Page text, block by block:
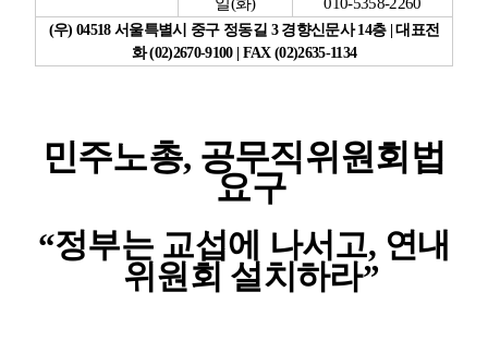
(우) 04518서울특별시 중구 정동길 3 경향신문사14층 |대표전
화(02)2670-9100 | FAX (02)2635-1134
민주노총, 공무직위원회법
요구
“정부는 교섭에 나서고, 연내
위원회 설치하라”